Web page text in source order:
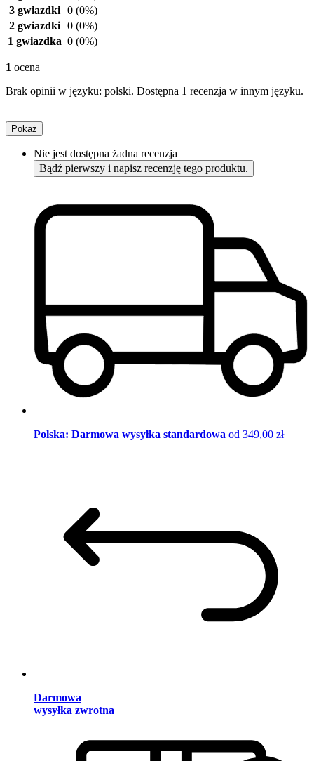
3 gwiazdki 0 (0%)
2 gwiazdki 0 (0%)
1 gwiazdka 0 (0%)
1 ocena
Brak opinii w języku: polski. Dostępna 1 recenzja w innym języku.
Pokaż
Nie jest dostępna żadna recenzja
Bądź pierwszy i napisz recenzję tego produktu.
Polska: Darmowa wysyłka standardowa od 349,00 zł
Darmowa
wysyłka zwrotna